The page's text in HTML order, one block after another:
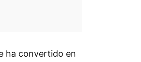
ha convertido en